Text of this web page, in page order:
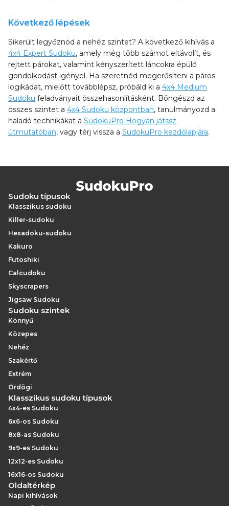
Következő lépések
Sikerült legyőznöd a nehéz szintet? A következő kihívás a
4x4 Expert Sudoku, amely még több számot eltávolít, és
rejtett párokat, valamint kényszerített láncokra épülő
gondolkodást igényel. Ha szeretnéd megerősíteni a páros
logikádat, mielőtt továbblépsz, próbáld ki a 4x4 Medium
Sudoku feladványait összehasonlításként. Böngészd az
összes szintet a 4x4 Sudoku központban, tanulmányozd a
haladó technikákat a SudokuPro Hogyan játssz
útmutatóban, vagy térj vissza a SudokuPro kezdőlapjára.
Sudoku típusok
Klasszikus sudoku
Killer-sudoku
Hexadoku-sudoku
Kakuro
Futoshiki
Calcudoku
Skyscrapers
Jigsaw Sudoku
Sudoku szintek
Könnyű
Közepes
Nehéz
Szakértő
Extrém
Ördögi
Klasszikus sudoku típusok
4x4-es Sudoku
6x6-os Sudoku
8x8-as Sudoku
9x9-es Sudoku
12x12-es Sudoku
16x16-os Sudoku
Oldaltérkép
Napi kihívások